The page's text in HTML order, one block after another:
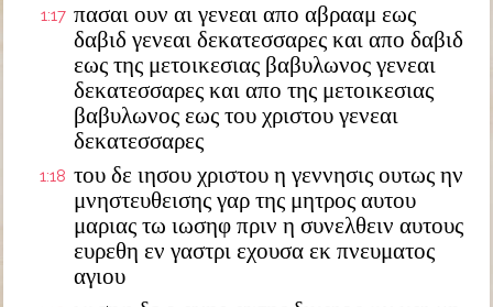
1:17 πασαι ουν αι γενεαι απο αβρααμ εως
δαβιδ γενεαι δεκατεσσαρες και απο δαβιδ
εως της μετοικεσιας βαβυλωνος γενεαι
δεκατεσσαρες και απο της μετοικεσιας
βαβυλωνος εως του χριστου γενεαι
δεκατεσσαρες
1:18 του δε ιησου χριστου η γεννησις ουτως ην
μνηστευθεισης γαρ της μητρος αυτου
μαριας τω ιωσηφ πριν η συνελθειν αυτους
ευρεθη εν γαστρι εχουσα εκ πνευματος
αγιου